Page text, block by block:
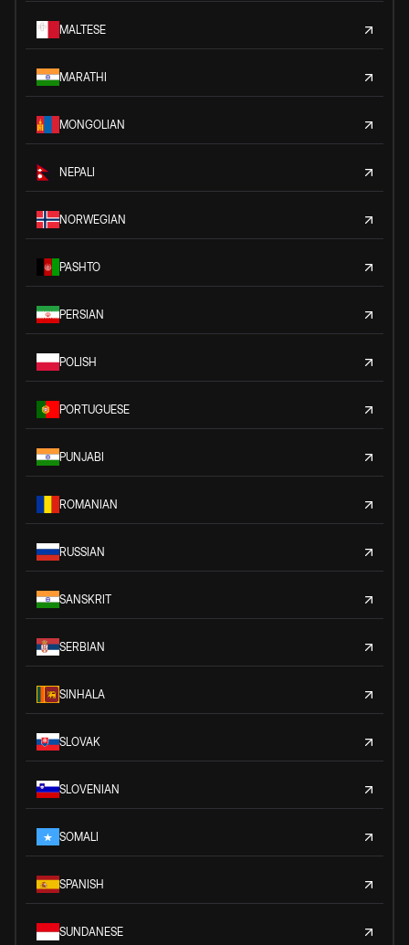
MALTESE
MARATHI
MONGOLIAN
NEPALI
NORWEGIAN
PASHTO
PERSIAN
POLISH
PORTUGUESE
PUNJABI
ROMANIAN
RUSSIAN
SANSKRIT
SERBIAN
SINHALA
SLOVAK
SLOVENIAN
SOMALI
SPANISH
SUNDANESE